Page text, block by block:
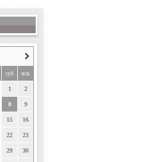
суб вск
1 2
8 9
15 16
22 23
29 30